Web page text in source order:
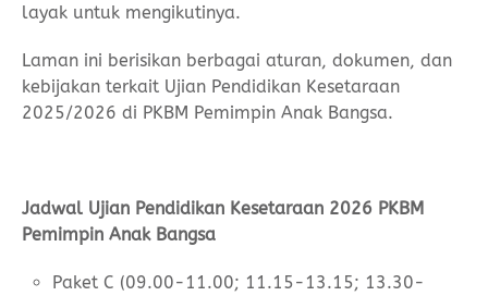
layak untuk mengikutinya.
Laman ini berisikan berbagai aturan, dokumen, dan
kebijakan terkait Ujian Pendidikan Kesetaraan
2025/2026 di PKBM Pemimpin Anak Bangsa.
Jadwal Ujian Pendidikan Kesetaraan 2026 PKBM
Pemimpin Anak Bangsa
Paket C (09.00-11.00; 11.15-13.15; 13.30-